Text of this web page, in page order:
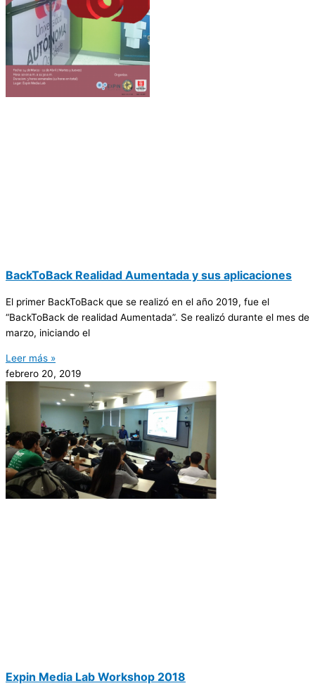
BackToBack Realidad Aumentada y sus aplicaciones
El primer BackToBack que se realizó en el año 2019, fue el
“BackToBack de realidad Aumentada”. Se realizó durante el mes de
marzo, iniciando el
Leer más »
febrero 20, 2019
Expin Media Lab Workshop 2018